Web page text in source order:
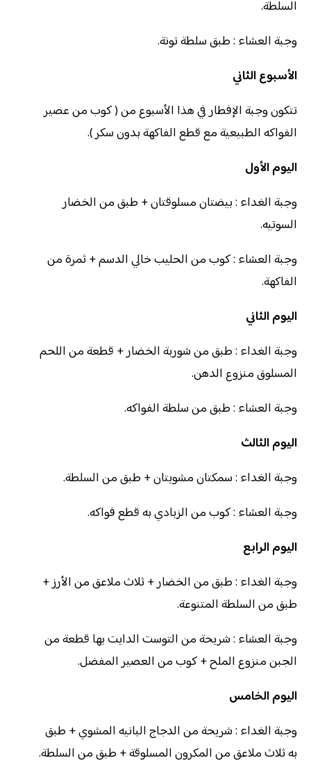
السلطة.
وجبة العشاء : طبق سلطة تونة.
الأسبوع الثاني
تتكون وجبة الإفطار في هذا الأسبوع من ( كوب من عصير
الفواكه الطبيعية مع قطع الفاكهة بدون سكر ).
اليوم الأول
وجبة الغداء : بيضتان مسلوقتان + طبق من الخضار
السوتيه.
وجبة العشاء : كوب من الحليب خالي الدسم + ثمرة من
الفاكهة.
اليوم الثاني
وجبة الغداء : طبق من شوربة الخضار + قطعة من اللحم
المسلوق منزوع الدهن.
وجبة العشاء : طبق من سلطة الفواكه.
اليوم الثالث
وجبة الغداء : سمكتان مشويتان + طبق من السلطة.
وجبة العشاء : كوب من الزبادي به قطع فواكه.
اليوم الرابع
وجبة الغداء : طبق من الخضار + ثلاث ملاعق من الأرز +
طبق من السلطة المتنوعة.
وجبة العشاء : شريحة من التوست الدايت بها قطعة من
الجبن منزوع الملح + كوب من العصير المفضل.
اليوم الخامس
وجبة الغداء : شريحة من الدجاج البانيه المشوي + طبق
به ثلاث ملاعق من المكرون المسلوقة + طبق من السلطة.